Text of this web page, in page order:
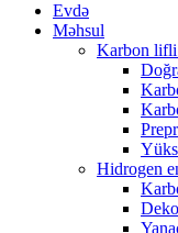
Evdə
Məhsul
Karbon lifli
Hidrogen